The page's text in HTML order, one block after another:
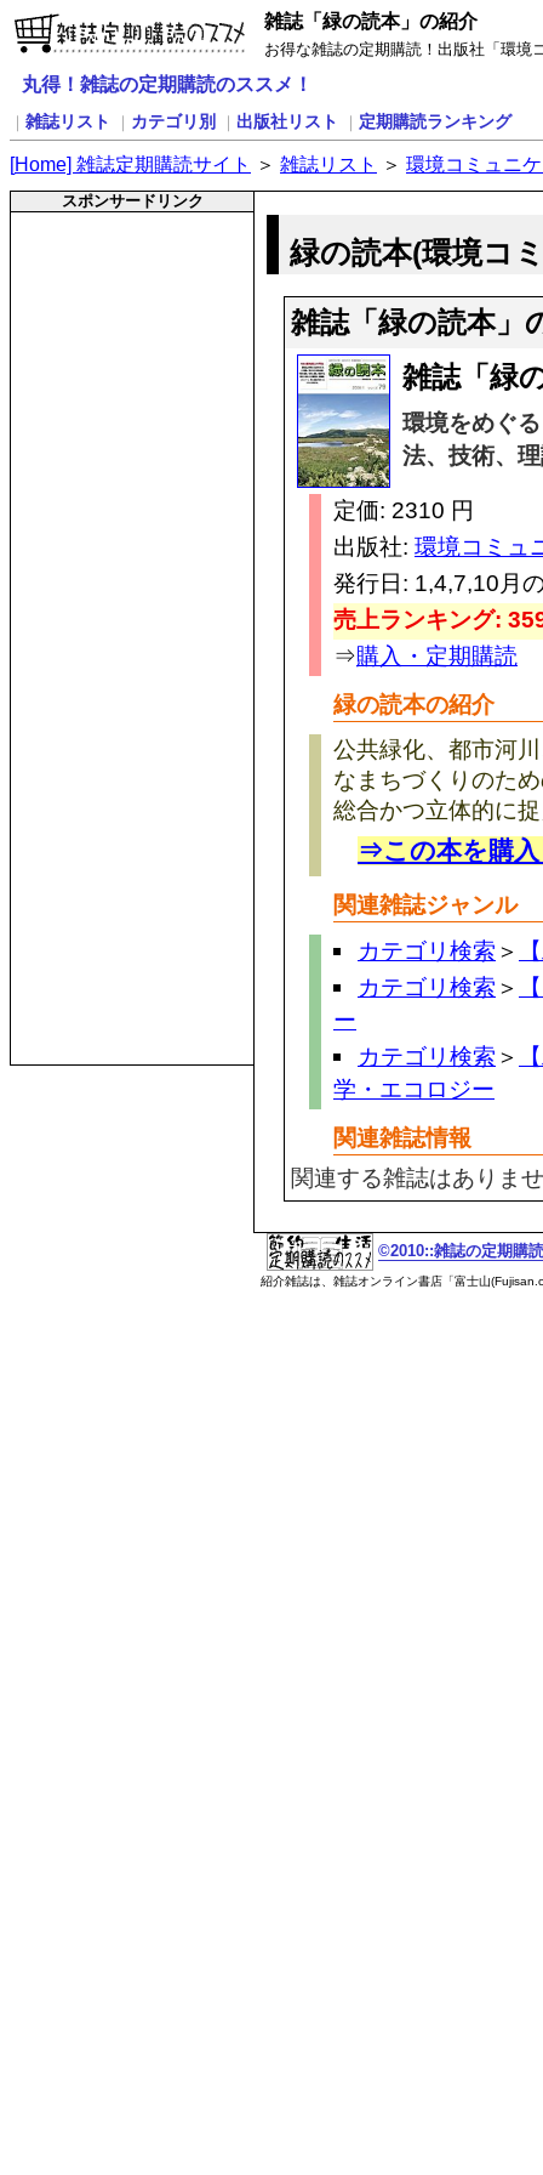
雑誌「緑の読本」の紹介
お得な雑誌の定期購読！出版社「環境
丸得！雑誌の定期購読のススメ！
雑誌リスト カテゴリ別 出版社リスト 定期購読ランキング
[Home] 雑誌定期購読サイト ＞ 雑誌リスト ＞ 環境コミュニ
スポンサードリンク
緑の読本(環境コ
雑誌「緑の読本」
雑誌「緑
環境をめぐ
法、技術、
定価: 2310 円
出版社: 環境コミュ
発行日: 1,4,7,10月
売上ランキング:
⇒購入・定期購読
緑の読本の紹介
公共緑化、都市河
なまちづくりのた
総合かつ立体的に
⇒この本を購
関連雑誌ジャンル
カテゴリ検索 ＞
カテゴリ検索 ＞
ー
カテゴリ検索 ＞
学・エコロジー
関連雑誌情報
関連する雑誌はありま
©2010::雑誌の定期購
紹介雑誌は、雑誌オンライン書店「富士山